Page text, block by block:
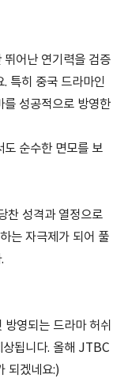
뛰어난 연기력을 검증
특히 중국 드라마인
성공적으로 방영한
도 순수한 면모를 보
찬 성격과 열정으로
는 자극제가 되어 풀
영되는 드라마 허쉬
됩니다. 올해 JTBC
되겠네요:)